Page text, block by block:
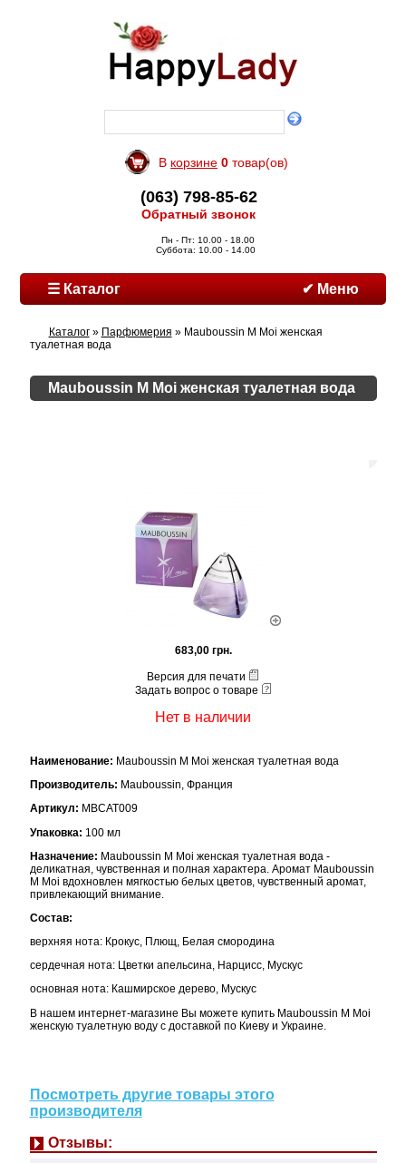
В корзине 0 товар(ов)
(063) 798-85-62
Обратный звонок
Пн - Пт: 10.00 - 18.00
Суббота: 10.00 - 14.00
☰ Каталог ✔ Меню
Каталог» Парфюмерия » Mauboussin M Moi женская
туалетная вода
Mauboussin M Moi женская туалетная вода
683,00 грн.
Версия для печати
Задать вопрос о товаре
Нет в наличии
Наименование: Mauboussin M Moi женская туалетная вода
Производитель: Mauboussin, Франция
Артикул: MBCAT009
Упаковка: 100 мл
Назначение: Mauboussin M Moi женская туалетная вода -
деликатная, чувственная и полная характера. Аромат Mauboussin
M Moi вдохновлен мягкостью белых цветов, чувственный аромат,
привлекающий внимание.
Состав:
верхняя нота: Крокус, Плющ, Белая смородина
сердечная нота: Цветки апельсина, Нарцисс, Мускус
основная нота: Кашмирское дерево, Мускус
В нашем интернет-магазине Вы можете купить Mauboussin M Moi
женскую туалетную воду с доставкой по Киеву и Украине.
Посмотреть другие товары этого
производителя
Отзывы: